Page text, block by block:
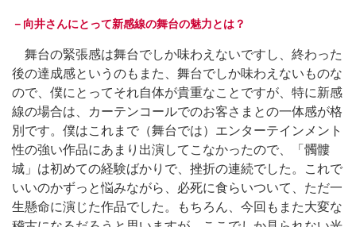
－向井さんにとって新感線の舞台の魅力とは？
舞台の緊張感は舞台でしか味わえないですし、終わった
後の達成感というのもまた、舞台でしか味わえないものな
ので、僕にとってそれ自体が貴重なことですが、特に新感
線の場合は、カーテンコールでのお客さまとの一体感が格
別です。僕はこれまで（舞台では）エンターテインメント
性の強い作品にあまり出演してこなかったので、「髑髏
城」は初めての経験ばかりで、挫折の連続でした。これで
いいのかずっと悩みながら、必死に食らいついて、ただ一
生懸命に演じた作品でした。もちろん、今回もまた大変な